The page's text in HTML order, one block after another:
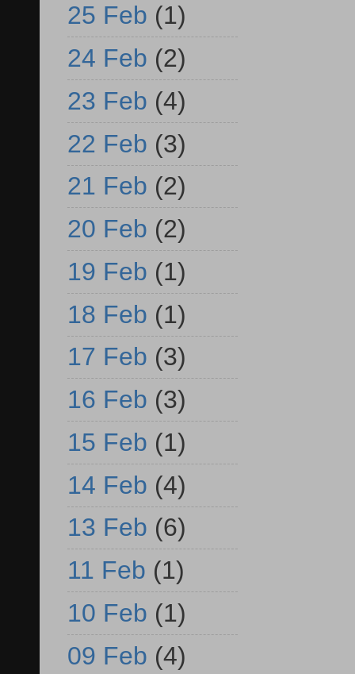
25 Feb (1)
24 Feb (2)
23 Feb (4)
22 Feb (3)
21 Feb (2)
20 Feb (2)
19 Feb (1)
18 Feb (1)
17 Feb (3)
16 Feb (3)
15 Feb (1)
14 Feb (4)
13 Feb (6)
11 Feb (1)
10 Feb (1)
09 Feb (4)